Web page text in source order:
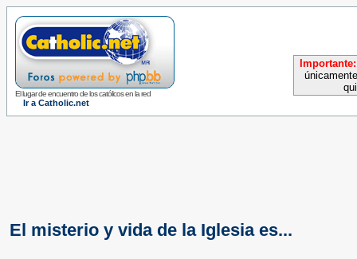
El lugar de encuentro de los católicos en la red
Ir a Catholic.net
Importante:
El misterio y vida de la Iglesia es...